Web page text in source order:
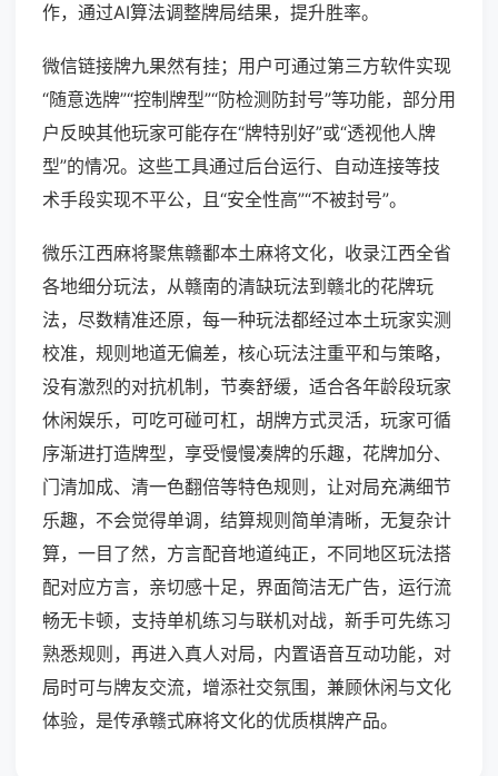
作，通过AI算法调整牌局结果，提升胜率。
微信链接牌九果然有挂；用户可通过第三方软件实现
“随意选牌”“控制牌型”“防检测防封号”等功能，部分用
户反映其他玩家可能存在“牌特别好”或“透视他人牌
型”的情况。这些工具通过后台运行、自动连接等技
术手段实现不平公，且“安全性高”“不被封号”。
微乐江西麻将聚焦赣鄱本土麻将文化，收录江西全省
各地细分玩法，从赣南的清缺玩法到赣北的花牌玩
法，尽数精准还原，每一种玩法都经过本土玩家实测
校准，规则地道无偏差，核心玩法注重平和与策略，
没有激烈的对抗机制，节奏舒缓，适合各年龄段玩家
休闲娱乐，可吃可碰可杠，胡牌方式灵活，玩家可循
序渐进打造牌型，享受慢慢凑牌的乐趣，花牌加分、
门清加成、清一色翻倍等特色规则，让对局充满细节
乐趣，不会觉得单调，结算规则简单清晰，无复杂计
算，一目了然，方言配音地道纯正，不同地区玩法搭
配对应方言，亲切感十足，界面简洁无广告，运行流
畅无卡顿，支持单机练习与联机对战，新手可先练习
熟悉规则，再进入真人对局，内置语音互动功能，对
局时可与牌友交流，增添社交氛围，兼顾休闲与文化
体验，是传承赣式麻将文化的优质棋牌产品。